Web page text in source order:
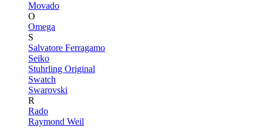
Movado
O
Omega
S
Salvatore Ferragamo
Seiko
Stuhrling Original
Swatch
Swarovski
R
Rado
Raymond Weil